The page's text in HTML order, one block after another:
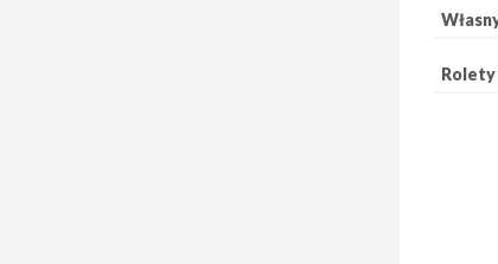
Rolety